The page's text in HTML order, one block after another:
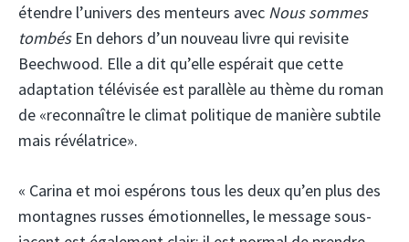
étendre l’univers des menteurs avec Nous sommes
tombés En dehors d’un nouveau livre qui revisite
Beechwood. Elle a dit qu’elle espérait que cette
adaptation télévisée est parallèle au thème du roman
de «reconnaître le climat politique de manière subtile
mais révélatrice».
« Carina et moi espérons tous les deux qu’en plus des
montagnes russes émotionnelles, le message sous-